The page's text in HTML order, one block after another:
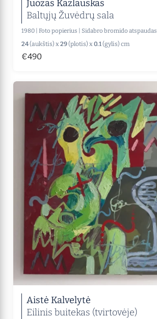
Juozas Kazlauskas
Baltųjų Žuvėdrų sala
1980 | Foto popierius | Sidabro bromido atspaudas
24(aukštis) x29(plotis) x0.1(gylis) cm
€490
Aistė Kalvelytė
Eilinis buitekas (tvirtovėje)